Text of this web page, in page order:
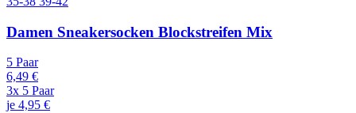
Damen Sneakersocken Blockstreifen Mix
5 Paar
6,49 €
3x 5 Paar
je 4,95 €